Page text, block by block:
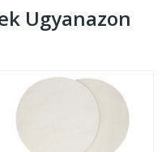
Ugyanazon